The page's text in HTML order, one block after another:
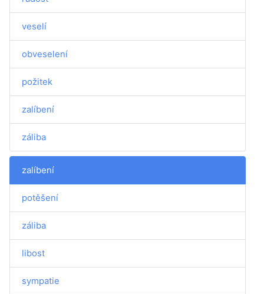
veselí
obveselení
požitek
zalíbení
záliba
zalíbení
potěšení
záliba
libost
sympatie